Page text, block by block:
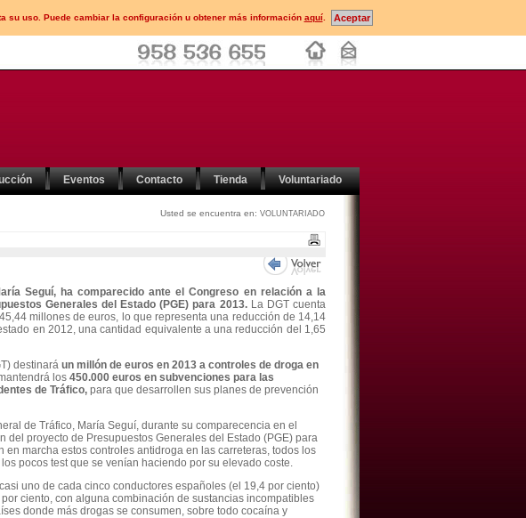
uso. Puede cambiar la configuración u obtener más información aquí.
Eventos Contacto Tienda Voluntariado
Usted se encuentra en: VOLUNTARIADO
Seguí, ha comparecido ante el Congreso en relación a la
Generales del Estado (PGE) para 2013.La DGT cuenta
millones de euros, lo que representa una reducción de 14,14
en 2012, una cantidad equivalente a una reducción del 1,65
destinará un millón de euros en 2013 a controles de droga en
los 450.000 euros en subvenciones para las
de Tráfico, para que desarrollen sus planes de prevención
de Tráfico, María Seguí, durante su comparecencia en el
del proyecto de Presupuestos Generales del Estado (PGE) para
marcha estos controles antidroga en las carreteras, todos los
pocos test que se venían haciendo por su elevado coste.
uno de cada cinco conductores españoles (el 19,4 por ciento)
ciento, con alguna combinación de sustancias incompatibles
donde más drogas se consumen, sobre todo cocaína y